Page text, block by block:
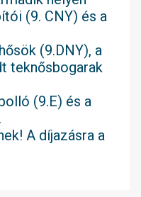
(9. CNY) és a
(9.DNY), a
teknősbogarak
(9.E) és a
A díjazásra a